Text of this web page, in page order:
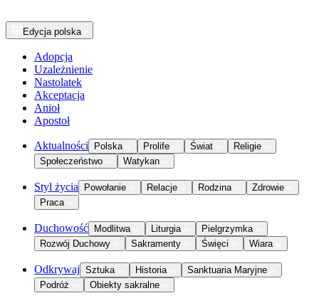
Edycja polska
Adopcja
Uzależnienie
Nastolatek
Akceptacja
Anioł
Apostoł
Aktualności Polska Prolife Świat
Religie
Społeczeństwo
Watykan
Styl życia Powołanie Relacje Rodzina
Zdrowie
Praca
Duchowość Modlitwa Liturgia
Pielgrzymka
Rozwój Duchowy
Sakramenty Święci Wiara
Odkrywaj Sztuka Historia
Sanktuaria Maryjne
Podróż
Obiekty sakralne